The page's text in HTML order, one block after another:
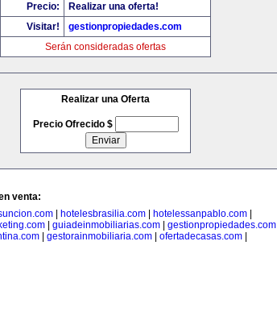
Precio:
Realizar una oferta!
Visitar!
gestionpropiedades.com
Serán consideradas ofertas
Realizar una Oferta
Precio Ofrecido $
venta:
| hotelesbrasilia.com| hotelessanpablo.com|
| guiadeinmobiliarias.com| gestionpropiedades.com|
gestorainmobiliaria.com ofertadecasas.com